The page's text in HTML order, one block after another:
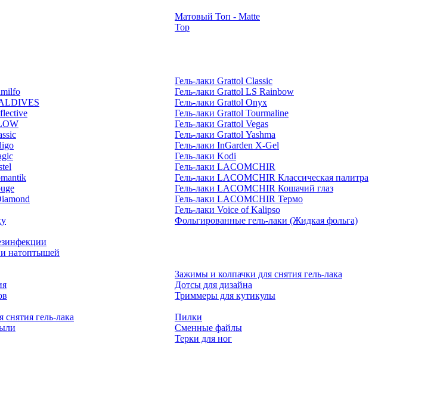
Матовый Топ - Matte
Top
Гель-лаки Grattol Classic
Гель-лаки Grattol LS Rainbow
Гель-лаки Grattol Onyx
Гель-лаки Grattol Tourmaline
Гель-лаки Grattol Vegas
Гель-лаки Grattol Yashma
Гель-лаки InGarden X-Gel
Гель-лаки Kodi
Гель-лаки LACOMCHIR
Гель-лаки LACOMCHIR Классическая палитра
Гель-лаки LACOMCHIR Кошачий глаз
Гель-лаки LACOMCHIR Термо
Гель-лаки Voice of Kalipso
Фольгированные гель-лаки (Жидкая фольга)
и натоптышей
Зажимы и колпачки для снятия гель-лака
Дотсы для дизайна
Триммеры для кутикулы
гель-лака
Пилки
Сменные файлы
Терки для ног